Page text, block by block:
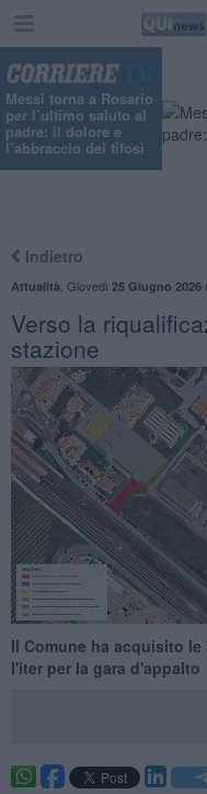
Messi torna a Rosario
per l’ultimo saluto al
padre: il dolore e
l’abbraccio dei tifosi
Indietro
Attualità Giovedì 25 Giugno 2026
Verso la
stazione
Il Comune ha acquisito
l'iter per la gara d'appalto